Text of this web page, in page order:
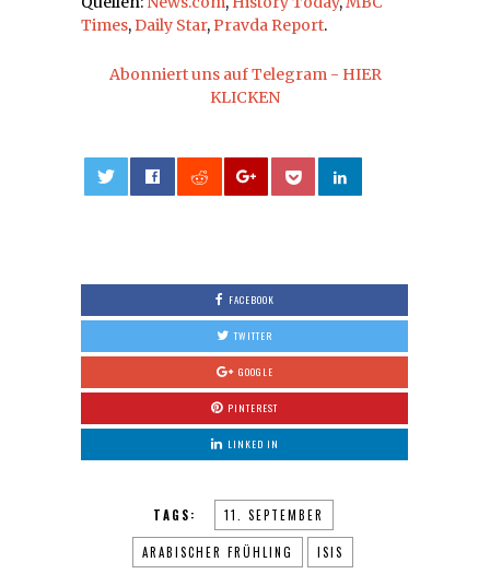
Times,Daily Star,Pravda Report.
Abonniert uns auf Telegram - HIER
KLICKEN
FACEBOOK
TWITTER
GOOGLE
PINTEREST
LINKED IN
TAGS: 11. SEPTEMBER
ARABISCHER FRÜHLING ISIS